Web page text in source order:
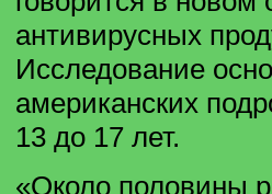
антивирусных
Исследование
американских
13 до 17 лет.
«Около половины